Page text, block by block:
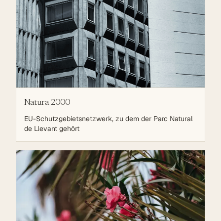
Natura 2000
EU-Schutzgebietsnetzwerk, zu dem der Parc Natural
de Llevant gehört